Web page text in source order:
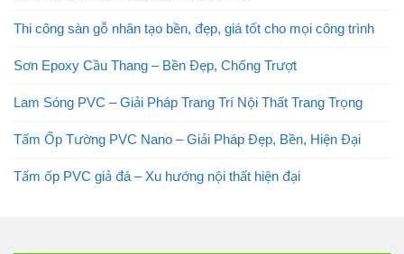
Thi công sàn gỗ nhân tạo bền, đẹp, giá tốt cho mọi công trình
Sơn Epoxy Cầu Thang – Bền Đẹp, Chống Trượt
Lam Sóng PVC – Giải Pháp Trang Trí Nội Thất Trang Trọng
Tấm Ốp Tường PVC Nano – Giải Pháp Đẹp, Bền, Hiện Đại
Tấm ốp PVC giả đá – Xu hướng nội thất hiện đại